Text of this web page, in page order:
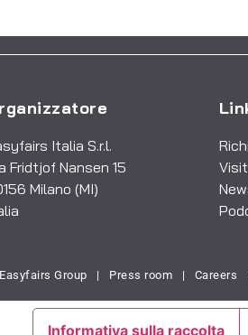
Italia S.r.l.
Fridtjof Nansen 15
Milano (MI)
Group | Press room | Careers
Informativa sulla raccolta